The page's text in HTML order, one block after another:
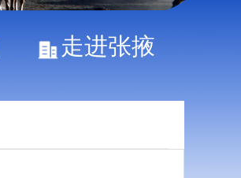
走进张掖